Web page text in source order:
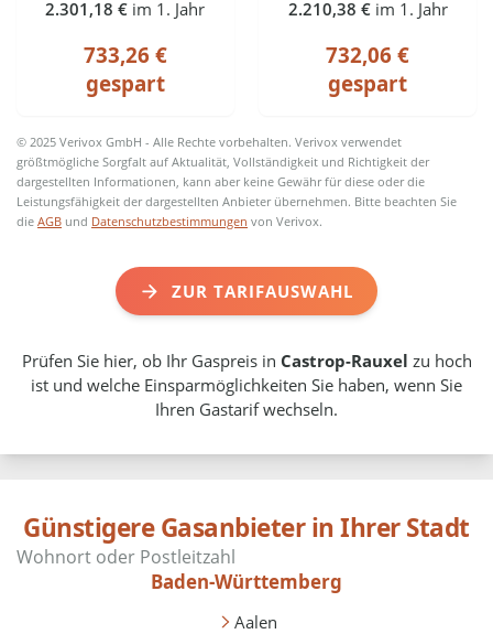
2.301,18 € im 1. Jahr
733,26 €
gespart
2.210,38 € im 1. Jahr
732,06 €
gespart
© 2025 Verivox GmbH - Alle Rechte vorbehalten. Verivox verwendet
größtmögliche Sorgfalt auf Aktualität, Vollständigkeit und Richtigkeit der
dargestellten Informationen, kann aber keine Gewähr für diese oder die
Leistungsfähigkeit der dargestellten Anbieter übernehmen. Bitte beachten Sie
dieAGB und Datenschutzbestimmungen von Verivox.
ZUR TARIFAUSWAHL
Prüfen Sie hier, ob Ihr Gaspreis in Castrop-Rauxel zu hoch
ist und welche Einsparmöglichkeiten Sie haben, wenn Sie
Ihren Gastarif wechseln.
Günstigere Gasanbieter in Ihrer Stadt
Baden-Württemberg
Aalen